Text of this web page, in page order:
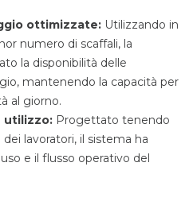
ottimizzate: Utilizzando in
numero di scaffali, la
la disponibilità delle
mantenendo la capacità per
al giorno.
utilizzo: Progettato tenendo
lavoratori, il sistema ha
e il flusso operativo del